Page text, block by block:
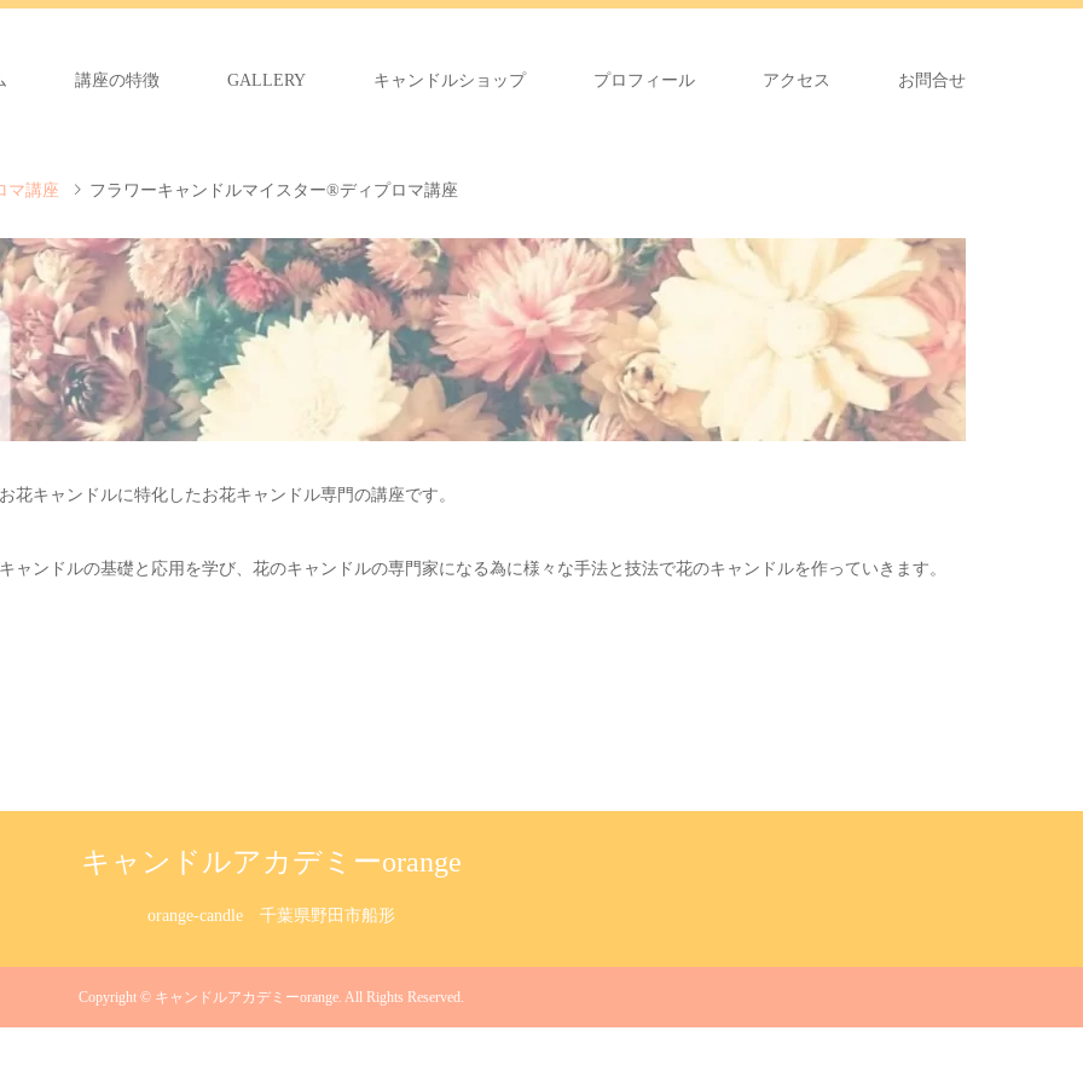
講座の特徴 GALLERY キャンドルショップ プロフィール アクセス お問合せ
マ講座 フラワーキャンドルマイスター®️ディプロマ講座
お花キャンドルに特化したお花キャンドル専門の講座です。
キャンドルの基礎と応用を学び、花のキャンドルの専門家になる為に様々な手法と技法で花のキャンドルを作っていきます。
キャンドルアカデミーorange
orange-candle 千葉県野田市船形
Copyright © キャンドルアカデミーorange. All Rights Reserved.